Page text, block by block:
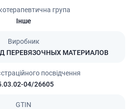
група
Інше
Виробник
ПЕРЕВЯЗОЧНЫХ МАТЕРИАЛОВ
посвідчення
04/26605
GTIN